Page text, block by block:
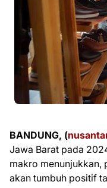
BANDUNG, (
Jawa Barat pada
makro menunjukkan,
akan tumbuh positif